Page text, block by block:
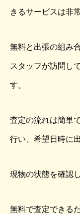
きるサービスは非
無料と出張の組み
スタッフが訪問し
す。
査定の流れは簡単
行い、希望日時に
現物の状態を確認
無料で査定できる